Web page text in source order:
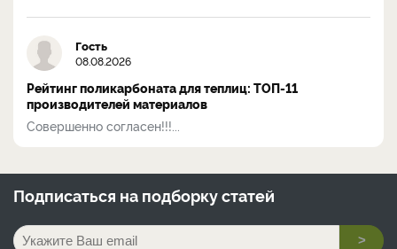
Гость
08.08.2026
Рейтинг поликарбоната для теплиц: ТОП-11
производителей материалов
Совершенно согласен!!!...
Подписаться на подборку статей
>